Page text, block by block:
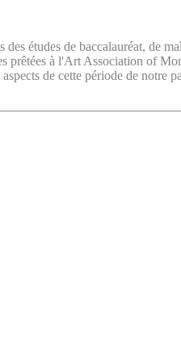
études de baccalauréat, de
prêtées à l'Art Association of
de cette période de notre